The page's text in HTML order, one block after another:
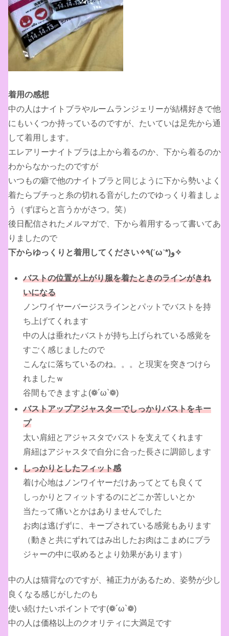
着用の感想
中の人はナイトブラやルームランジェリーが結構好きで他
にもいくつか持っているのですが、たいていは足先から通
して着用します。
エレアリーナイトブラは上から着るのか、下から着るのか
わからなかったのですが
いつもの癖で他のナイトブラと同じように下から勢いよく
着たらブチっと糸の切れる音がしたのでゆっくり着ましょ
う（ずぼらと言うかがさつ。笑）
後日配信されたメルマガで、下から着用するって書いてあ
りましたので
下からゆっくりと着用してください✧٩(ˊωˋ*)و✧
バストの位置が上がり服を着たときのラインがきれ
いになる
ノンワイヤーバージスラインとパットでバストを持
ち上げてくれます
中の人は垂れたバストが持ち上げられている感覚を
すごく感じましたので
こんなに落ちているのね。。。と現実を突きつけら
れましたｗ
谷間もできますよ(❁´ω`❁)
バストアップアジャスターでしっかりバストをキー
プ
太い肩紐とアジャスタでバストを支えてくれます
肩紐はアジャスタで自分に合った長さに調節します
しっかりとしたフィット感
着け心地はノンワイヤーだけあってとても良くて
しっかりとフィットするのにどこか苦しいとか
当たって痛いとかはありませんでした
お肉は逃げずに、キープされている感覚もあります
（動きと共にずれてはみ出したお肉はこまめにブラ
ジャーの中に収めるとより効果があります）
中の人は猫背なのですが、補正力があるため、姿勢が少し
良くなる感じがしたのも
使い続けたいポイントです(❁´ω`❁)
中の人は価格以上のクオリティに大満足です